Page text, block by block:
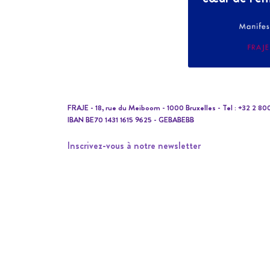
FRAJE - 18, rue du Meiboom - 1000 Bruxelles - Tel : +32 2
IBAN BE70 1431 1615 9625 - GEBABEBB
Inscrivez-vous à notre newsletter